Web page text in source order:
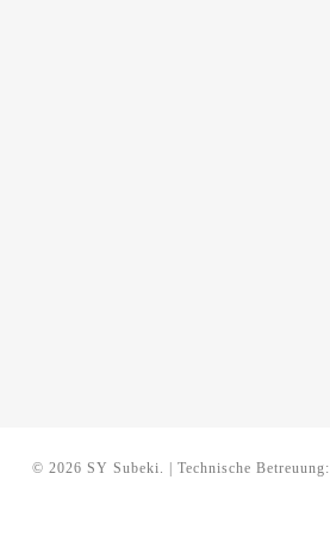
© 2026 SY Subeki. | Technische Betreuung: